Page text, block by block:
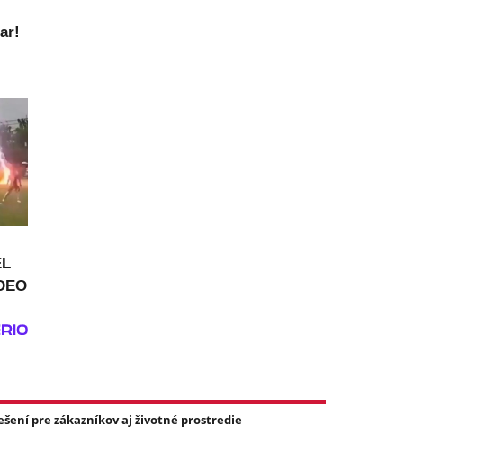
pre zákazníkov aj životné prostredie